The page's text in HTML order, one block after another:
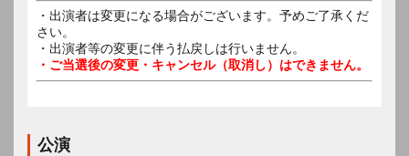
・出演者は変更になる場合がございます。予めご了承くだ
さい。
・出演者等の変更に伴う払戻しは行いません。
・ご当選後の変更・キャンセル（取消し）はできません。
公演